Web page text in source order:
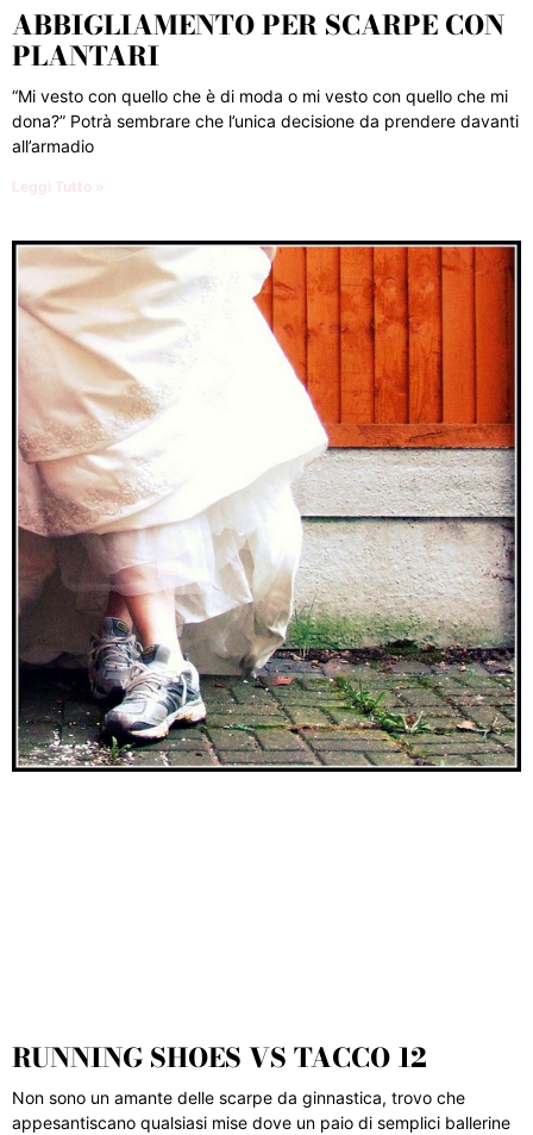
ABBIGLIAMENTO PER SCARPE CON
PLANTARI
“Mi vesto con quello che è di moda o mi vesto con quello che mi
dona?” Potrà sembrare che l’unica decisione da prendere davanti
all’armadio
Leggi Tutto »
RUNNING SHOES VS TACCO 12
Non sono un amante delle scarpe da ginnastica, trovo che
appesantiscano qualsiasi mise dove un paio di semplici ballerine